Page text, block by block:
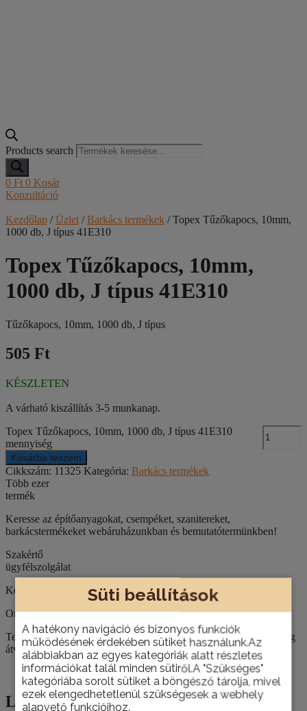
Süti beállítások
A hatékony navigáció és bizonyos funkciók
működésének érdekében sütiket használunk.Az
alábbiakban az egyes kategóriák alatt részletes
információkat talál minden sütiről.A "Szükséges"
kategóriába sorolt sütiket a böngésző tárolja, mivel
ezek elengedhetetlenül szükségesek a webhely
alapvető funkcióihoz.
Products search
0 Ft 0 Kosár
Konzultáció
Kezdőlap /Üzlet /Barkács termékek / Topex Tűzőkapocs, 10mm,
1000 db, J típus 41E310
Topex Tűzőkapocs, 10mm,
1000 db, J típus 41E310
Tűzőkapocs, 10mm, 1000 db, J típus
505 Ft
KÉSZLETEN
A várható kiszállítás 3-5 munkanap.
Topex Tűzőkapocs, 10mm, 1000 db, J típus 41E310
mennyiség
Kosárba teszem
Cikkszám: 11325 Kategória: Barkács termékek
Több ezer
termék
Keresse az építőanyagokat, csempéket, szanitereket,
barkácstermékeket webáruházunkban és bemutatótermünkben!
Szakértő
ügyfélszolgálat
Kérje építkezéséhez, felújításához szaktanácsadóink segítségét!
Országos házhoz szállítás
Termékeinket nemcsak személyesen, telephelyünkön van lehetőség
átvenni, hanem házhoz is szállítjuk szükség esetén.
Leírás
Leírás